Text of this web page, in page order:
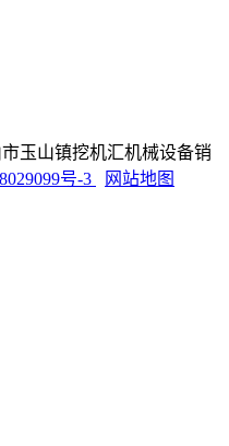
玉山镇挖机汇机械设备销
号-3 网站地图